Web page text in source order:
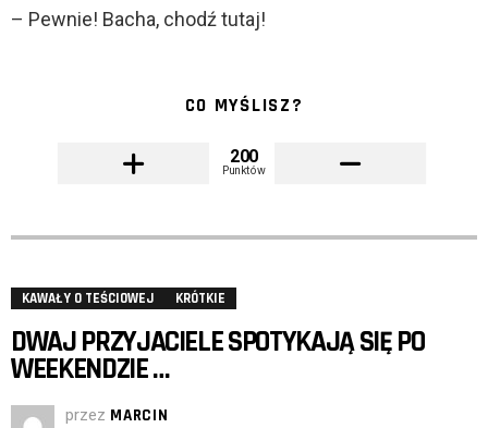
– Pewnie! Bacha, chodź tutaj!
CO MYŚLISZ?
200
Punktów
KAWAŁY O TEŚCIOWEJ KRÓTKIE
DWAJ PRZYJACIELE SPOTYKAJĄ SIĘ PO
WEEKENDZIE …
przez MARCIN